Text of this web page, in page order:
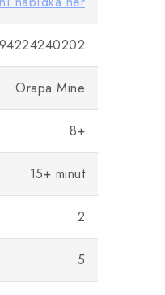
Orapa Mine
8+
15+ minut
2
5